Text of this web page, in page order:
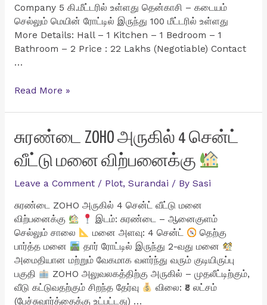
Company 5 கி.மீட்டரில் உள்ளது தென்காசி – கடையம்
செல்லும் மெயின் ரோட்டில் இருந்து 100 மீட்டரில் உள்ளது
More Details: Hall – 1 Kitchen – 1 Bedroom – 1
Bathroom – 2 Price : 22 Lakhs (Negotiable) Contact
…
தென்காசி
குறைவான
விலையில்
வீடு
விற்பனைக்கு
Read More »
சுரண்டை ZOHO அருகில் 4 சென்ட்
வீட்டு மனை விற்பனைக்கு
Leave a Comment / Plot, Surandai / By Sasi
சுரண்டை ZOHO அருகில் 4 சென்ட் வீட்டு மனை
விற்பனைக்கு
இடம்: சுரண்டை – ஆனைகுளம்
செல்லும் சாலை
மனை அளவு: 4 சென்ட்
தெற்கு
பார்த்த மனை
தார் ரோட்டில் இருந்து 2-வது மனை
அமைதியான மற்றும் வேகமாக வளர்ந்து வரும் குடியிருப்பு
பகுதி
ZOHO அலுவலகத்திற்கு அருகில் – முதலீட்டிற்கும்,
வீடு கட்டுவதற்கும் சிறந்த தேர்வு
விலை: ₹8 லட்சம்
(பேச்சுவார்த்தைக்கு உட்பட்டது) …